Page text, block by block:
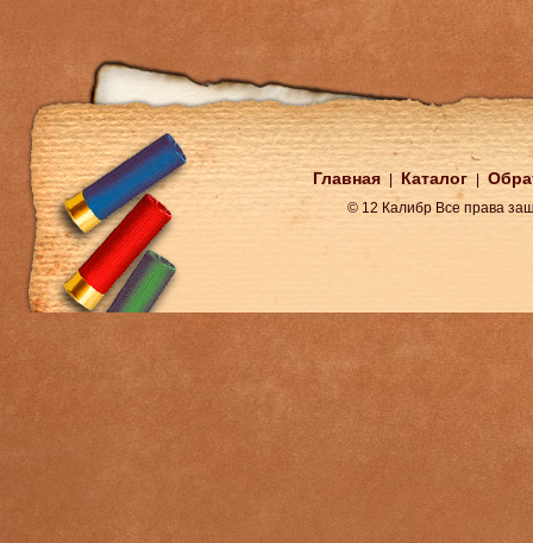
Главная Каталог
© 12 Калибр Все права